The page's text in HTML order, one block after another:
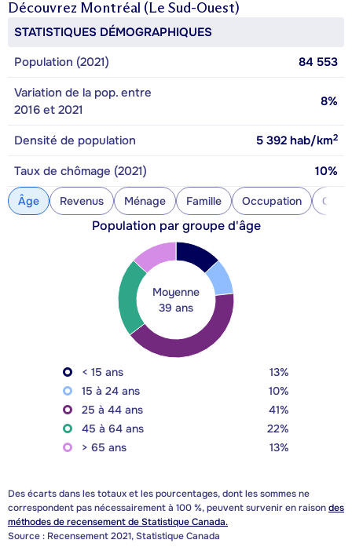
Découvrez Montréal (Le Sud-Ouest)
STATISTIQUES DÉMOGRAPHIQUES
Population (2021)
84 553
Variation de la pop. entre
2016 et 2021
8%
Densité de population 5 392 hab/km2
Taux de chômage (2021) 10%
Âge Revenus Ménage Famille Occupation
Population par groupe d'âge
Moyenne
39 ans
< 15 ans
13%
15 à 24 ans
10%
25 à 44 ans
41%
45 à 64 ans
22%
> 65 ans
13%
Des écarts dans les totaux et les pourcentages, dont les sommes ne
correspondent pas nécessairement à 100 %, peuvent survenir en raisondes
méthodes de recensement de Statistique Canada.
Source : Recensement 2021, Statistique Canada